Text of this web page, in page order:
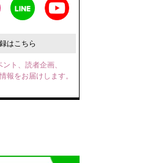
はこちら
ト、読者企画、
報をお届けします。